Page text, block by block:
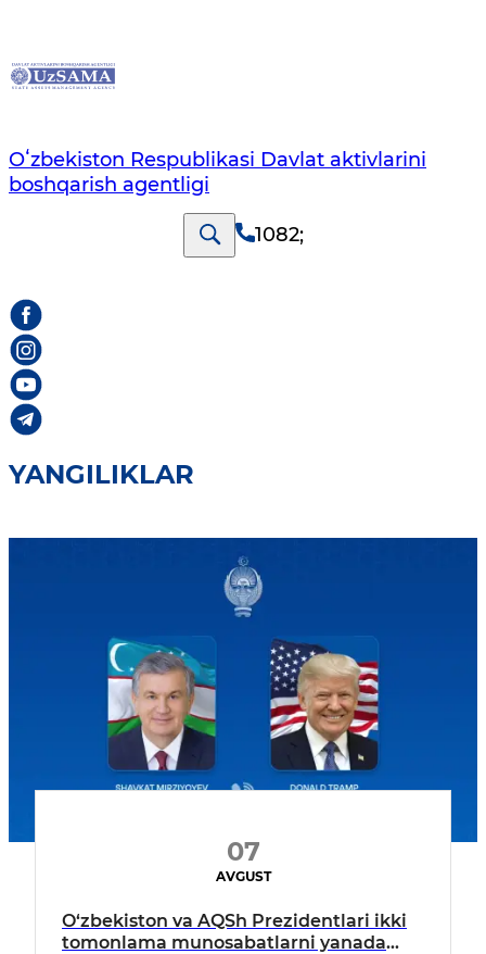
Oʻzbekiston Respublikasi Davlat aktivlarini
boshqarish agentligi
1082;
YANGILIKLAR
07
AVGUST
O‘zbekiston va AQSh Prezidentlari ikki
tomonlama munosabatlarni yanada